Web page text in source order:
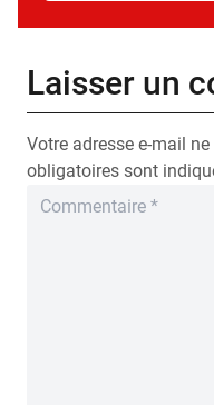
Laisser un
Votre adresse e-mail
obligatoires sont